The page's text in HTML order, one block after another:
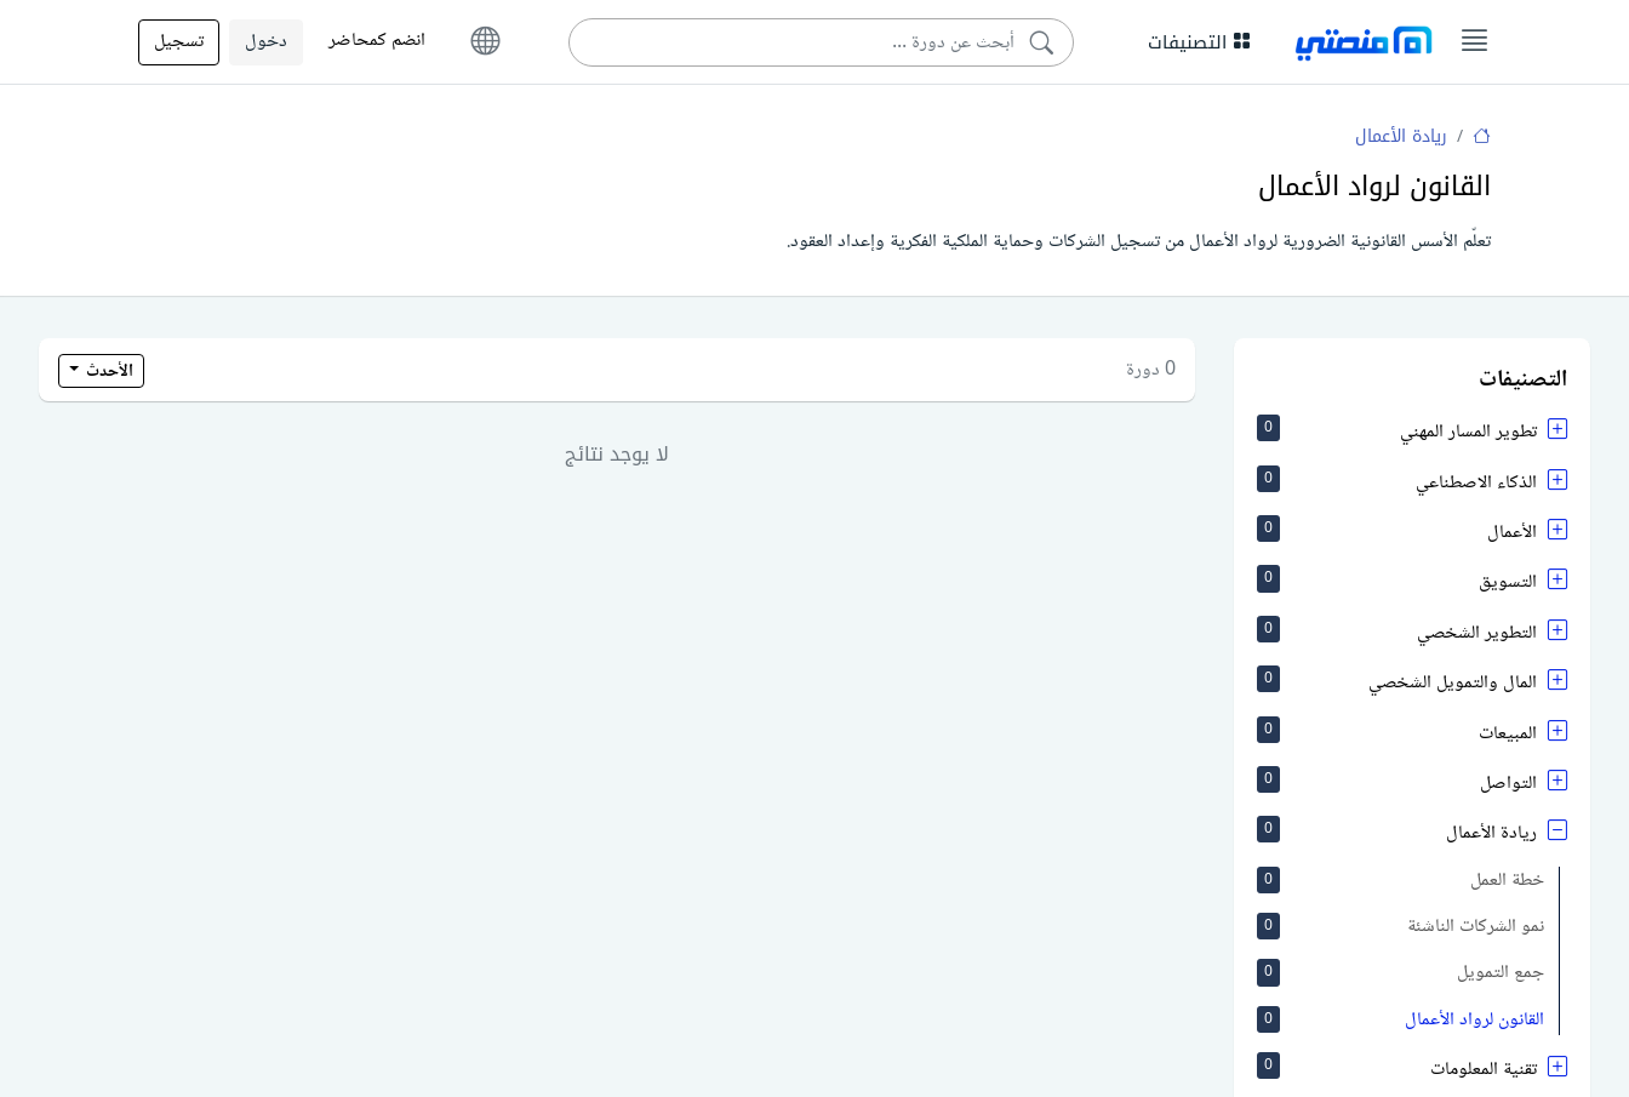
التصنيفات انضم كمحاضر دخول تسجيل
ريادة الأعمال
القانون لرواد الأعمال
تعلّم الأسس القانونية الضرورية لرواد الأعمال من تسجيل الشركات وحماية الملكية الفكرية وإعداد العقود.
التصنيفات
تطوير المسار المهني 0
الذكاء الاصطناعي 0
الأعمال 0
التسويق 0
التطوير الشخصي 0
المال والتمويل الشخصي 0
المبيعات 0
التواصل 0
ريادة الأعمال 0
خطة العمل 0
نمو الشركات الناشئة 0
جمع التمويل 0
القانون لرواد الأعمال 0
تقنية المعلومات 0
0 دورة الأحدث
لا يوجد نتائج